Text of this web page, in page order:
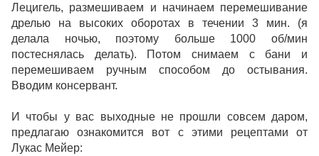
Лецигель, размешиваем и начинаем перемешивание
дрелью на высоких оборотах в течении 3 мин. (я
делала ночью, поэтому больше 1000 об/мин
постеснялась делать). Потом снимаем с бани и
перемешиваем ручным способом до остывания.
Вводим консервант.
И чтобы у вас выходные не прошли совсем даром,
предлагаю ознакомится вот с этими рецептами от
Лукас Мейер: